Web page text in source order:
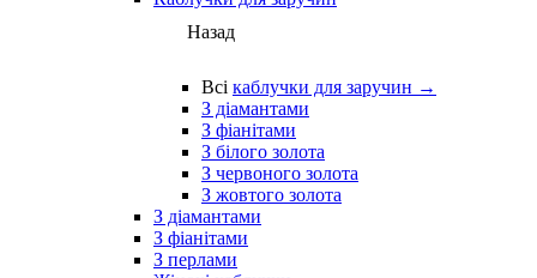
Назад
Всі каблучки для заручин →
З діамантами
З фіанітами
З білого золота
З червоного золота
З жовтого золота
З діамантами
З фіанітами
З перлами